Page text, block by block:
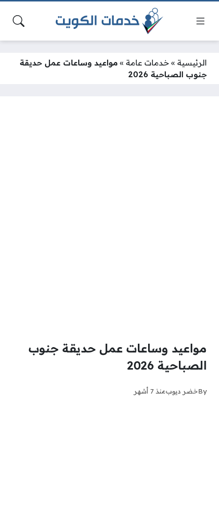
الرئيسية » خدمات عامة » مواعيد وساعات عمل حديقة
جنوب الصباحية 2026
مواعيد وساعات عمل حديقة جنوب
الصباحية 2026
Byخضر ديوبمنذ 7 أشهر